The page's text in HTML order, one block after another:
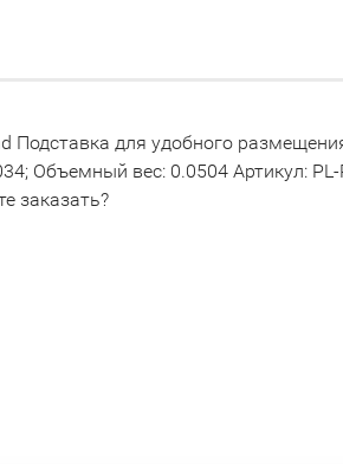
Подставка для удобного
Объемный вес: 0.0504 Артикул:
заказать?